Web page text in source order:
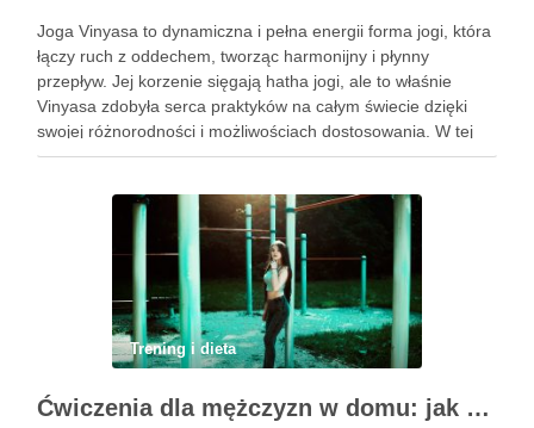
Joga Vinyasa to dynamiczna i pełna energii forma jogi, która
łączy ruch z oddechem, tworząc harmonijny i płynny
przepływ. Jej korzenie sięgają hatha jogi, ale to właśnie
Vinyasa zdobyła serca praktyków na całym świecie dzięki
swojej różnorodności i możliwościach dostosowania. W tej
praktyce każdy ruch jest zsynchronizowany z oddechem, co
Trening i dieta
Ćwiczenia dla mężczyzn w domu: jak zacząć i utrzymać motywację